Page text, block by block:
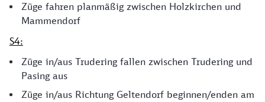
Züge fahren planmäßig zwischen Holzkirchen und
Mammendorf
S4:
Züge in/aus Trudering fallen zwischen Trudering und
Pasing aus
Züge in/aus Richtung Geltendorf beginnen/enden am